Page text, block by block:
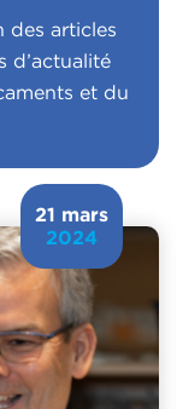
des articles
d’actualité
et du
21 mars
2024